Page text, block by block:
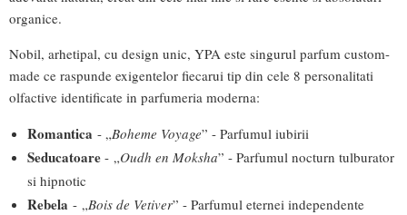
organice.
Nobil, arhetipal, cu design unic, YPA este singurul parfum custom-
made ce raspunde exigentelor fiecarui tip din cele 8 personalitati
olfactive identificate in parfumeria moderna:
Romantica - „Boheme Voyage” - Parfumul iubirii
Seducatoare - „Oudh en Moksha” - Parfumul nocturn tulburator
si hipnotic
Rebela - „Bois de Vetiver” - Parfumul eternei independente